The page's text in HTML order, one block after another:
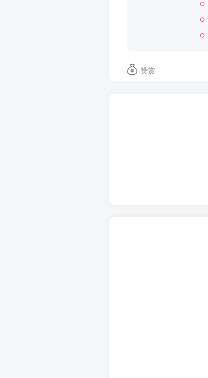
赞赏